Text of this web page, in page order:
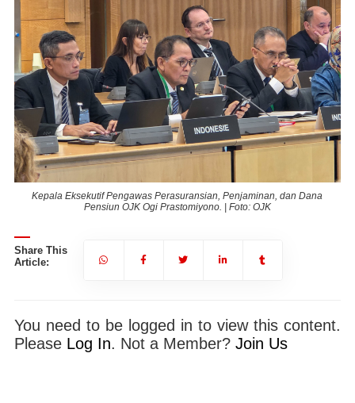
Kepala Eksekutif Pengawas Perasuransian, Penjaminan, dan Dana
Pensiun OJK Ogi Prastomiyono. | Foto: OJK
Share This
Article:
You need to be logged in to view this content.
Please Log In. Not a Member? Join Us